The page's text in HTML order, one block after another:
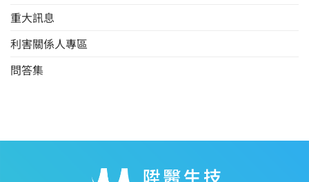
重大訊息
利害關係人專區
問答集